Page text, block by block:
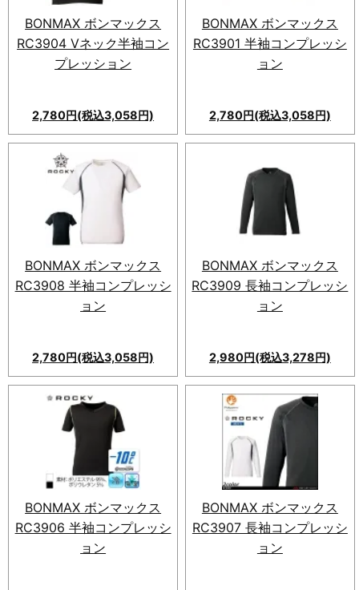
BONMAX ボンマックス
RC3904 Vネック半袖コン
プレッション
2,780円(税込3,058円)
BONMAX ボンマックス
RC3901 半袖コンプレッシ
ョン
2,780円(税込3,058円)
BONMAX ボンマックス
RC3908 半袖コンプレッシ
ョン
2,780円(税込3,058円)
BONMAX ボンマックス
RC3909 長袖コンプレッシ
ョン
2,980円(税込3,278円)
BONMAX ボンマックス
RC3906 半袖コンプレッシ
ョン
BONMAX ボンマックス
RC3907 長袖コンプレッシ
ョン